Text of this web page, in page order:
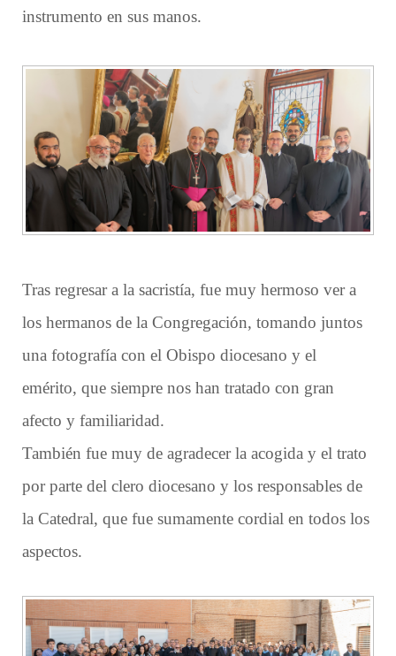
instrumento en sus manos.
Tras regresar a la sacristía, fue muy hermoso ver a
los hermanos de la Congregación, tomando juntos
una fotografía con el Obispo diocesano y el
emérito, que siempre nos han tratado con gran
afecto y familiaridad.
También fue muy de agradecer la acogida y el trato
por parte del clero diocesano y los responsables de
la Catedral, que fue sumamente cordial en todos los
aspectos.